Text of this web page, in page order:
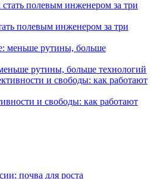
полевым инженером за три
рутины, больше технологий
и свободы: как работают